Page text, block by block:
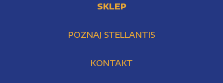
SKLEP
POZNAJ STELLANTIS
KONTAKT